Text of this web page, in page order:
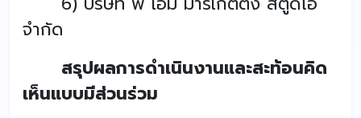
จำกัด
สรุปผลการดำเนินงานและสะท้อนคิด
เห็นแบบมีส่วนร่วม